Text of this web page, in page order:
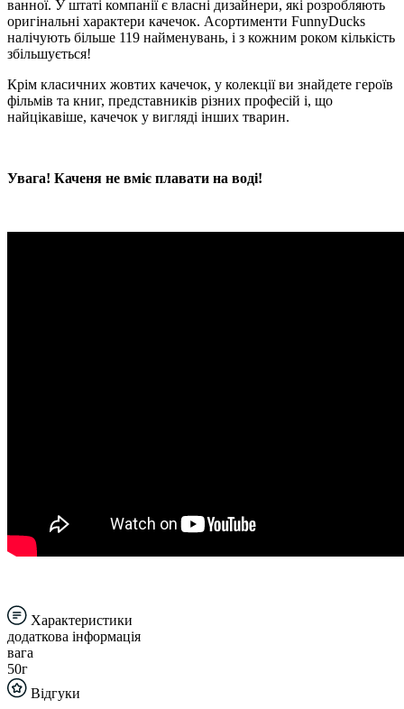
ванної. У штаті компанії є власні дизайнери, які розробляють
оригінальні характери качечок. Асортименти FunnyDucks
налічують більше 119 найменувань, і з кожним роком кількість
збільшується!
Крім класичних жовтих качечок, у колекції ви знайдете героїв
фільмів та книг, представників різних професій і, що
найцікавіше, качечок у вигляді інших тварин.
Увага! Каченя не вміє плавати на воді!
Характеристики
додаткова інформація
вага
50г
Відгуки